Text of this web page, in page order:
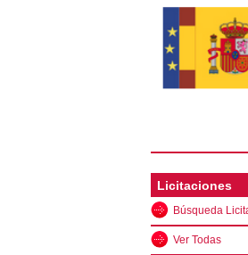
Licitaciones
Búsqueda
Ver Todas